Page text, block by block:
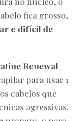
fica grosso,
e difícil de
Renewal
para usar 1
cabelos que
agressivas.